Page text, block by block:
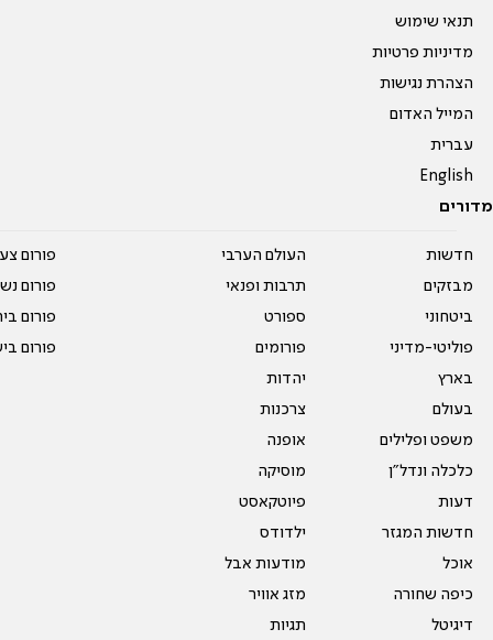
תנאי שימוש
מדיניות פרטיות
הצהרת נגישות
המייל האדום
עברית
English
מדורים
חדשות
מבזקים
ביטחוני
פוליטי-מדיני
בארץ
בעולם
משפט ופלילים
כלכלה ונדל"ן
דעות
חדשות המגזר
אוכל
כיפה שחורה
דיגיטל
העולם הערבי
תרבות ופנאי
ספורט
פורומים
יהדות
צרכנות
אופנה
מוסיקה
פיוטקאסט
ילדודס
מודעות אבל
מזג אוויר
תגיות
פורום
פורום
פורום
פורום